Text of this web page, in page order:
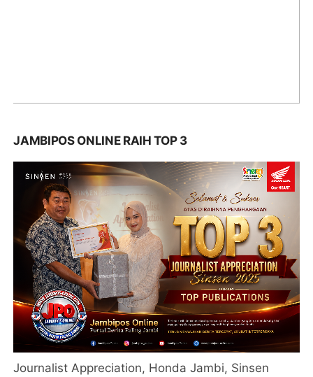
JAMBIPOS ONLINE RAIH TOP 3
Journalist Appreciation, Honda Jambi, Sinsen